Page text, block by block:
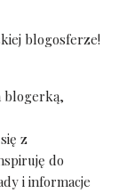
blogosferze!
blogerką,
z
do
i informacje